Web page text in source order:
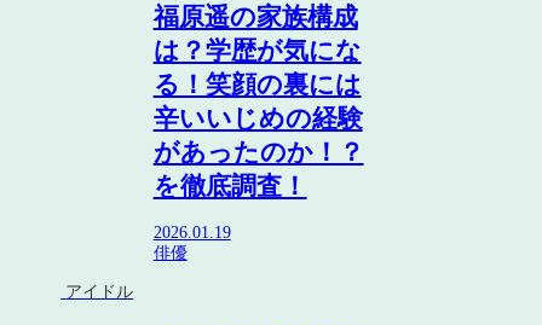
福原遥の家族構成
は？学歴が気にな
る！笑顔の裏には
辛いいじめの経験
があったのか！？
を徹底調査！
2026.01.19
俳優
アイドル